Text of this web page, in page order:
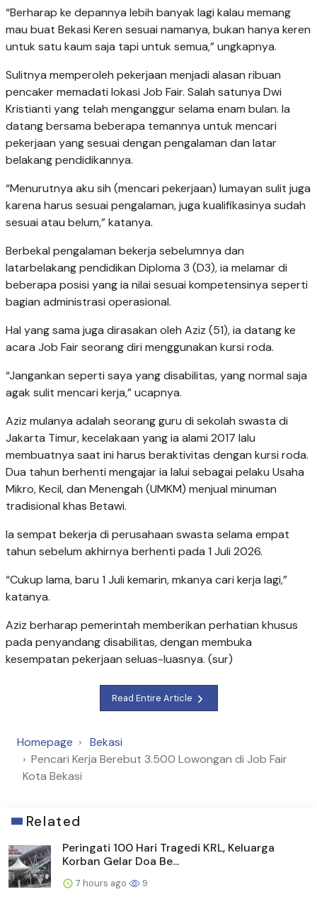
“Berharap ke depannya lebih banyak lagi kalau memang
mau buat Bekasi Keren sesuai namanya, bukan hanya keren
untuk satu kaum saja tapi untuk semua,” ungkapnya.
Sulitnya memperoleh pekerjaan menjadi alasan ribuan
pencaker memadati lokasi Job Fair. Salah satunya Dwi
Kristianti yang telah menganggur selama enam bulan. Ia
datang bersama beberapa temannya untuk mencari
pekerjaan yang sesuai dengan pengalaman dan latar
belakang pendidikannya.
“Menurutnya aku sih (mencari pekerjaan) lumayan sulit juga
karena harus sesuai pengalaman, juga kualifikasinya sudah
sesuai atau belum,” katanya.
Berbekal pengalaman bekerja sebelumnya dan
latarbelakang pendidikan Diploma 3 (D3), ia melamar di
beberapa posisi yang ia nilai sesuai kompetensinya seperti
bagian administrasi operasional.
Hal yang sama juga dirasakan oleh Aziz (51), ia datang ke
acara Job Fair seorang diri menggunakan kursi roda.
“Jangankan seperti saya yang disabilitas, yang normal saja
agak sulit mencari kerja,” ucapnya.
Aziz mulanya adalah seorang guru di sekolah swasta di
Jakarta Timur, kecelakaan yang ia alami 2017 lalu
membuatnya saat ini harus beraktivitas dengan kursi roda.
Dua tahun berhenti mengajar ia lalui sebagai pelaku Usaha
Mikro, Kecil, dan Menengah (UMKM) menjual minuman
tradisional khas Betawi.
Ia sempat bekerja di perusahaan swasta selama empat
tahun sebelum akhirnya berhenti pada 1 Juli 2026.
“Cukup lama, baru 1 Juli kemarin, mkanya cari kerja lagi,”
katanya.
Aziz berharap pemerintah memberikan perhatian khusus
pada penyandang disabilitas, dengan membuka
kesempatan pekerjaan seluas-luasnya. (sur)
Read Entire Article
Homepage
Bekasi
Pencari Kerja Berebut 3.500 Lowongan di Job Fair
Kota Bekasi
Related
Peringati 100 Hari Tragedi KRL, Keluarga
Korban Gelar Doa Be...
7 hours ago 9